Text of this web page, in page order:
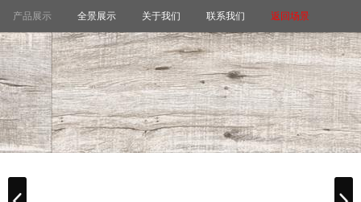
产品展示 全景展示 关于我们 联系我们 返回场景